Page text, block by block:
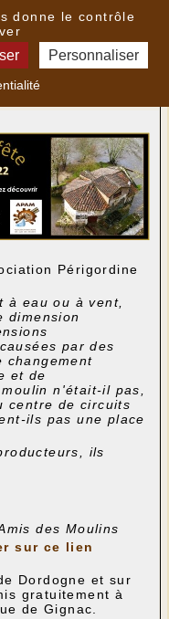
- le
Périgordine
à eau ou à vent,
dimension
par des
changement
et de
n'était-il pas,
centre de circuits
ils pas une place
ils
des Moulins
sur ce lien
Dordogne et sur
gratuitement à
de Gignac.
donne le contrôle
Personnaliser